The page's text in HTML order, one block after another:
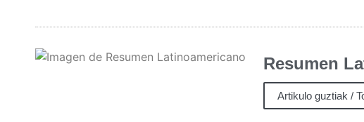
Resumen
Artikulo guztiak /